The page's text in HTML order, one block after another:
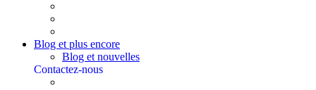
Blog et plus encore
Blog et nouvelles
Contactez-nous